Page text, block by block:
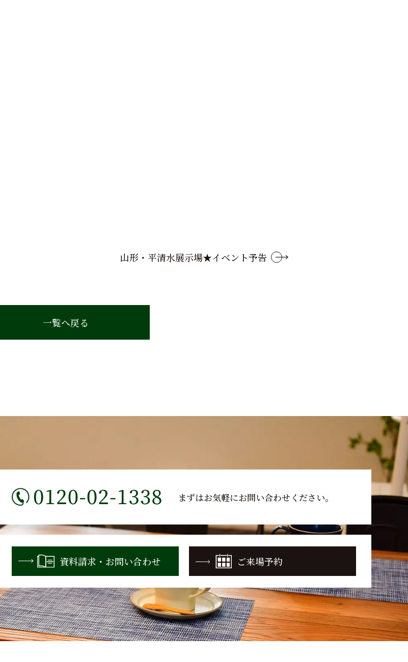
山形・平清水展示場★イベント予告
一覧へ戻る
まずはお気軽にお問い合わせください。
資料請求・お問い合わせ ご来場予約